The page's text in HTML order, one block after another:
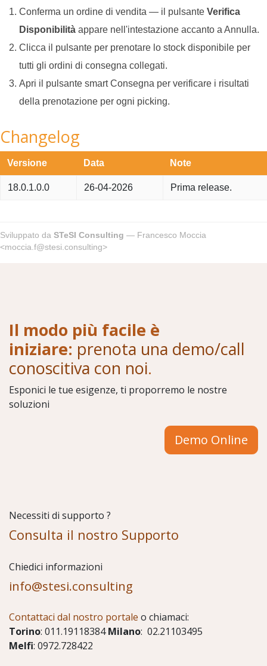
Conferma un ordine di vendita — il pulsante Verifica
Disponibilità appare nell'intestazione accanto a Annulla.
Clicca il pulsante per prenotare lo stock disponibile per
tutti gli ordini di consegna collegati.
Apri il pulsante smart Consegna per verificare i risultati
della prenotazione per ogni picking.
Changelog
Versione Data Note
18.0.1.0.0 26-04-2026 Prima release.
Sviluppato da STeSI Consulting — Francesco Moccia
<moccia.f@stesi.consulting>
Il modo più facile è
iniziare: prenota una demo/call
conoscitiva con noi.
Esponici le tue esigenze, ti proporremo le nostre
soluzioni
Demo Online
Necessiti di supporto ?
Consulta il nostro Supporto
Chiedici informazioni
info@stesi.consulting
Contattaci dal nostro portale o chiamaci:
Torino: 011.19118384Milano: 02.21103495
Melfi: 0972.728422